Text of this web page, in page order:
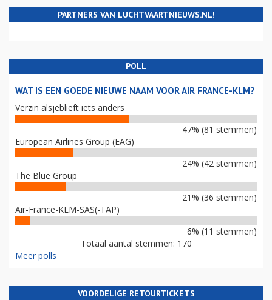
PARTNERS VAN LUCHTVAARTNIEUWS.NL!
POLL
WAT IS EEN GOEDE NIEUWE NAAM VOOR AIR FRANCE-KLM?
Verzin alsjeblieft iets anders
47% (81 stemmen)
European Airlines Group (EAG)
24% (42 stemmen)
The Blue Group
21% (36 stemmen)
Air-France-KLM-SAS(-TAP)
6% (11 stemmen)
Totaal aantal stemmen: 170
Meer polls
VOORDELIGE RETOURTICKETS